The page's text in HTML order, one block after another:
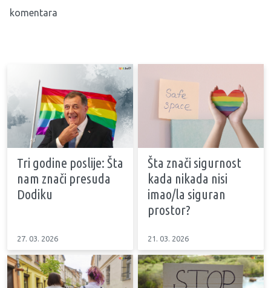
komentara
Tri godine poslije: Šta
nam znači presuda
Dodiku
27. 03. 2026
Šta znači sigurnost
kada nikada nisi
imao/la siguran
prostor?
21. 03. 2026